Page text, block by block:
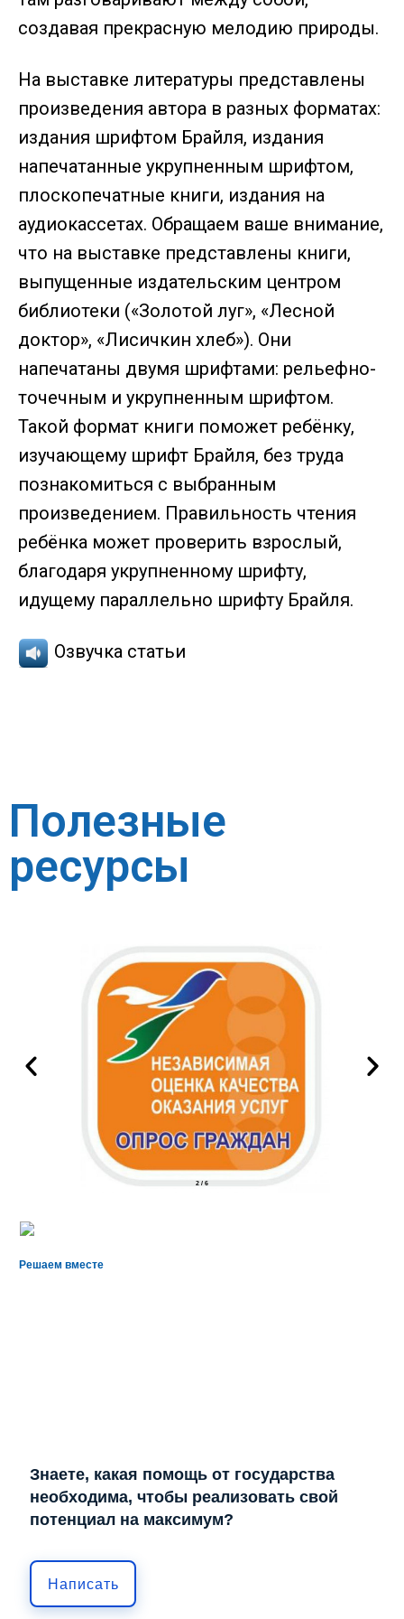
создавая прекрасную мелодию природы.
На выставке литературы представлены
произведения автора в разных форматах:
издания шрифтом Брайля, издания
напечатанные укрупненным шрифтом,
плоскопечатные книги, издания на
аудиокассетах. Обращаем ваше внимание,
что на выставке представлены книги,
выпущенные издательским центром
библиотеки («Золотой луг», «Лесной
доктор», «Лисичкин хлеб»). Они
напечатаны двумя шрифтами: рельефно-
точечным и укрупненным шрифтом.
Такой формат книги поможет ребёнку,
изучающему шрифт Брайля, без труда
познакомиться с выбранным
произведением. Правильность чтения
ребёнка может проверить взрослый,
благодаря укрупненному шрифту,
идущему параллельно шрифту Брайля.
Озвучка статьи
Полезные
ресурсы
2 / 6
Решаем вместе
Знаете, какая помощь от государства
необходима, чтобы реализовать свой
потенциал на максимум?
Написать